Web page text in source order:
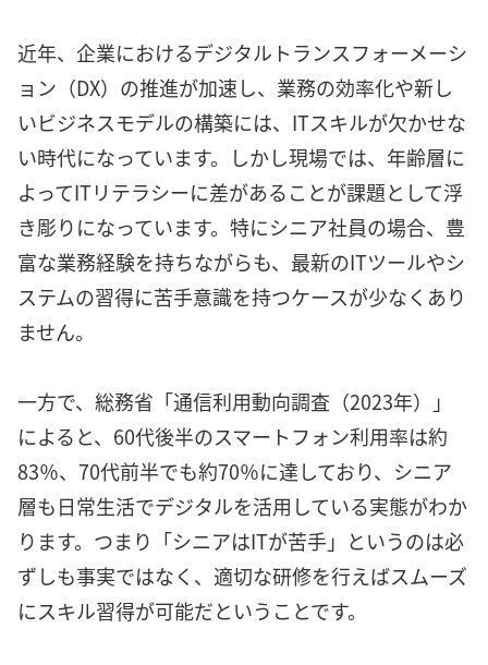
近年、企業におけるデジタルトランスフォーメーシ
ョン（DX）の推進が加速し、業務の効率化や新し
いビジネスモデルの構築には、ITスキルが欠かせな
い時代になっています。しかし現場では、年齢層に
よってITリテラシーに差があることが課題として浮
き彫りになっています。特にシニア社員の場合、豊
富な業務経験を持ちながらも、最新のITツールやシ
ステムの習得に苦手意識を持つケースが少なくあり
ません。
一方で、総務省「通信利用動向調査（2023年）」
によると、60代後半のスマートフォン利用率は約
83％、70代前半でも約70％に達しており、シニア
層も日常生活でデジタルを活用している実態がわか
ります。つまり「シニアはITが苦手」というのは必
ずしも事実ではなく、適切な研修を行えばスムーズ
にスキル習得が可能だということです。